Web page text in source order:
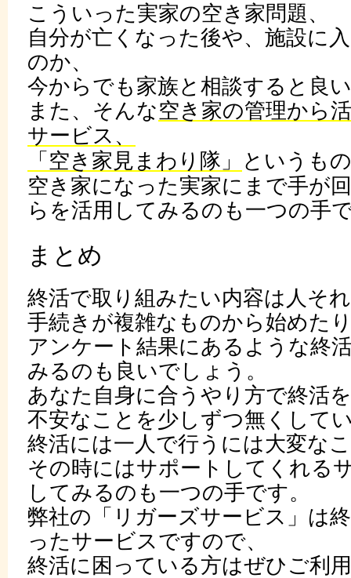
こういった実家の空き家問題、
自分が亡くなった後や、施設に
のか、
今からでも家族と相談すると良
また、そんな空き家の管理から
サービス、
「空き家見まわり隊」
というも
空き家になった実家にまで手が
らを活用してみるのも一つの手
まとめ
終活で取り組みたい内容は人そ
手続きが複雑なものから始めた
アンケート結果にあるような終
みるのも良いでしょう。
あなた自身に合うやり方で終活
不安なことを少しずつ無くして
終活には一人で行うには大変な
その時にはサポートしてくれる
してみるのも一つの手です。
弊社の「リガーズサービス」は
ったサービスですので、
終活に困っている方はぜひご利